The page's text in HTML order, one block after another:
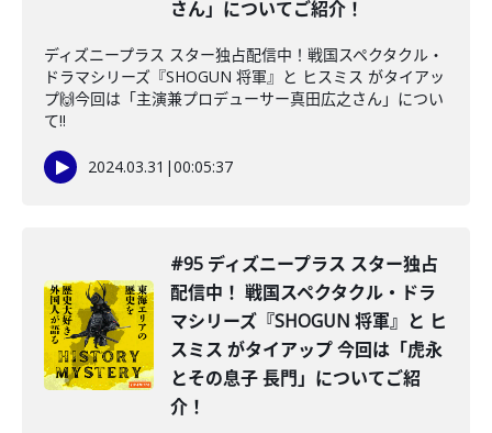
さん」についてご紹介！
ディズニープラス スター独占配信中！戦国スペクタクル・
ドラマシリーズ『SHOGUN 将軍』と ヒスミス がタイアッ
プ🙌今回は「主演兼プロデューサー真田広之さん」につい
て‼️
2024.03.31 |00:05:37
#95 ディズニープラス スター独占
配信中！ 戦国スペクタクル・ドラ
マシリーズ『SHOGUN 将軍』と ヒ
スミス がタイアップ 今回は「虎永
とその息子 長門」についてご紹
介！